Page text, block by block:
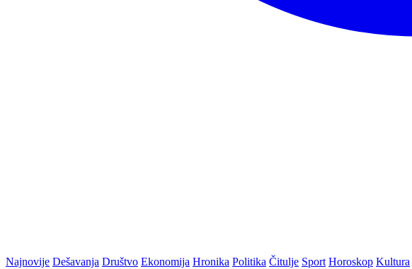
Najnovije Dešavanja Društvo Ekonomija Hronika Politika Čitulje Sport Horoskop Kultura